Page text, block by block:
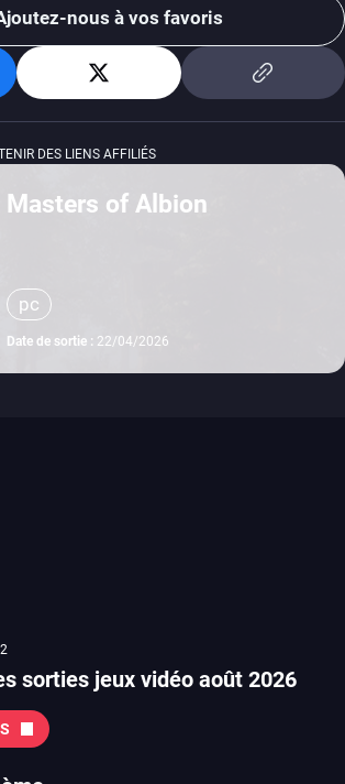
nous à vos favoris
DES LIENS AFFILIÉS
Masters of Albion
pc
Date de sortie : 22/04/2026
sorties jeux vidéo août 2026